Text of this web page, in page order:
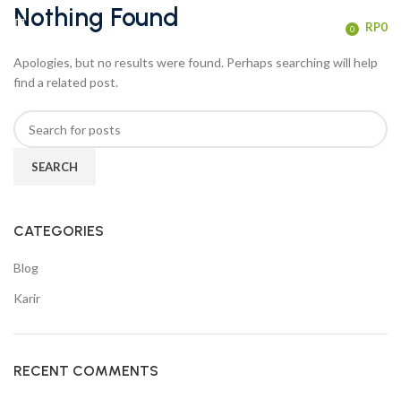
0 / RP0
Nothing Found
Apologies, but no results were found. Perhaps searching will help
find a related post.
SEARCH
CATEGORIES
Blog
Karir
RECENT COMMENTS